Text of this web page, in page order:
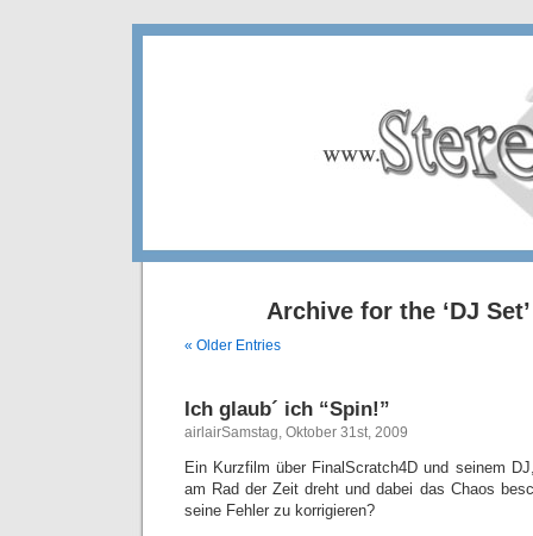
Archive for the ‘DJ
« Older Entries
Ich glaub´ ich “Spin!”
airlairSamstag, Oktober 31st, 2009
Ein Kurzfilm über FinalScratch4D und seinem
am Rad der Zeit dreht und dabei das Chaos
seine Fehler zu korrigieren?